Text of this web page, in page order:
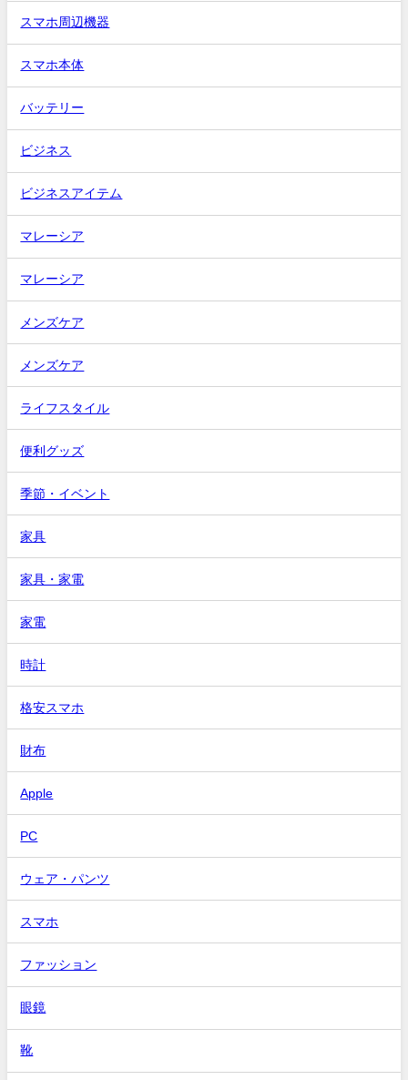
スマホ周辺機器
スマホ本体
バッテリー
ビジネス
ビジネスアイテム
マレーシア
マレーシア
メンズケア
メンズケア
ライフスタイル
便利グッズ
季節・イベント
家具
家具・家電
家電
時計
格安スマホ
財布
Apple
PC
ウェア・パンツ
スマホ
ファッション
眼鏡
靴